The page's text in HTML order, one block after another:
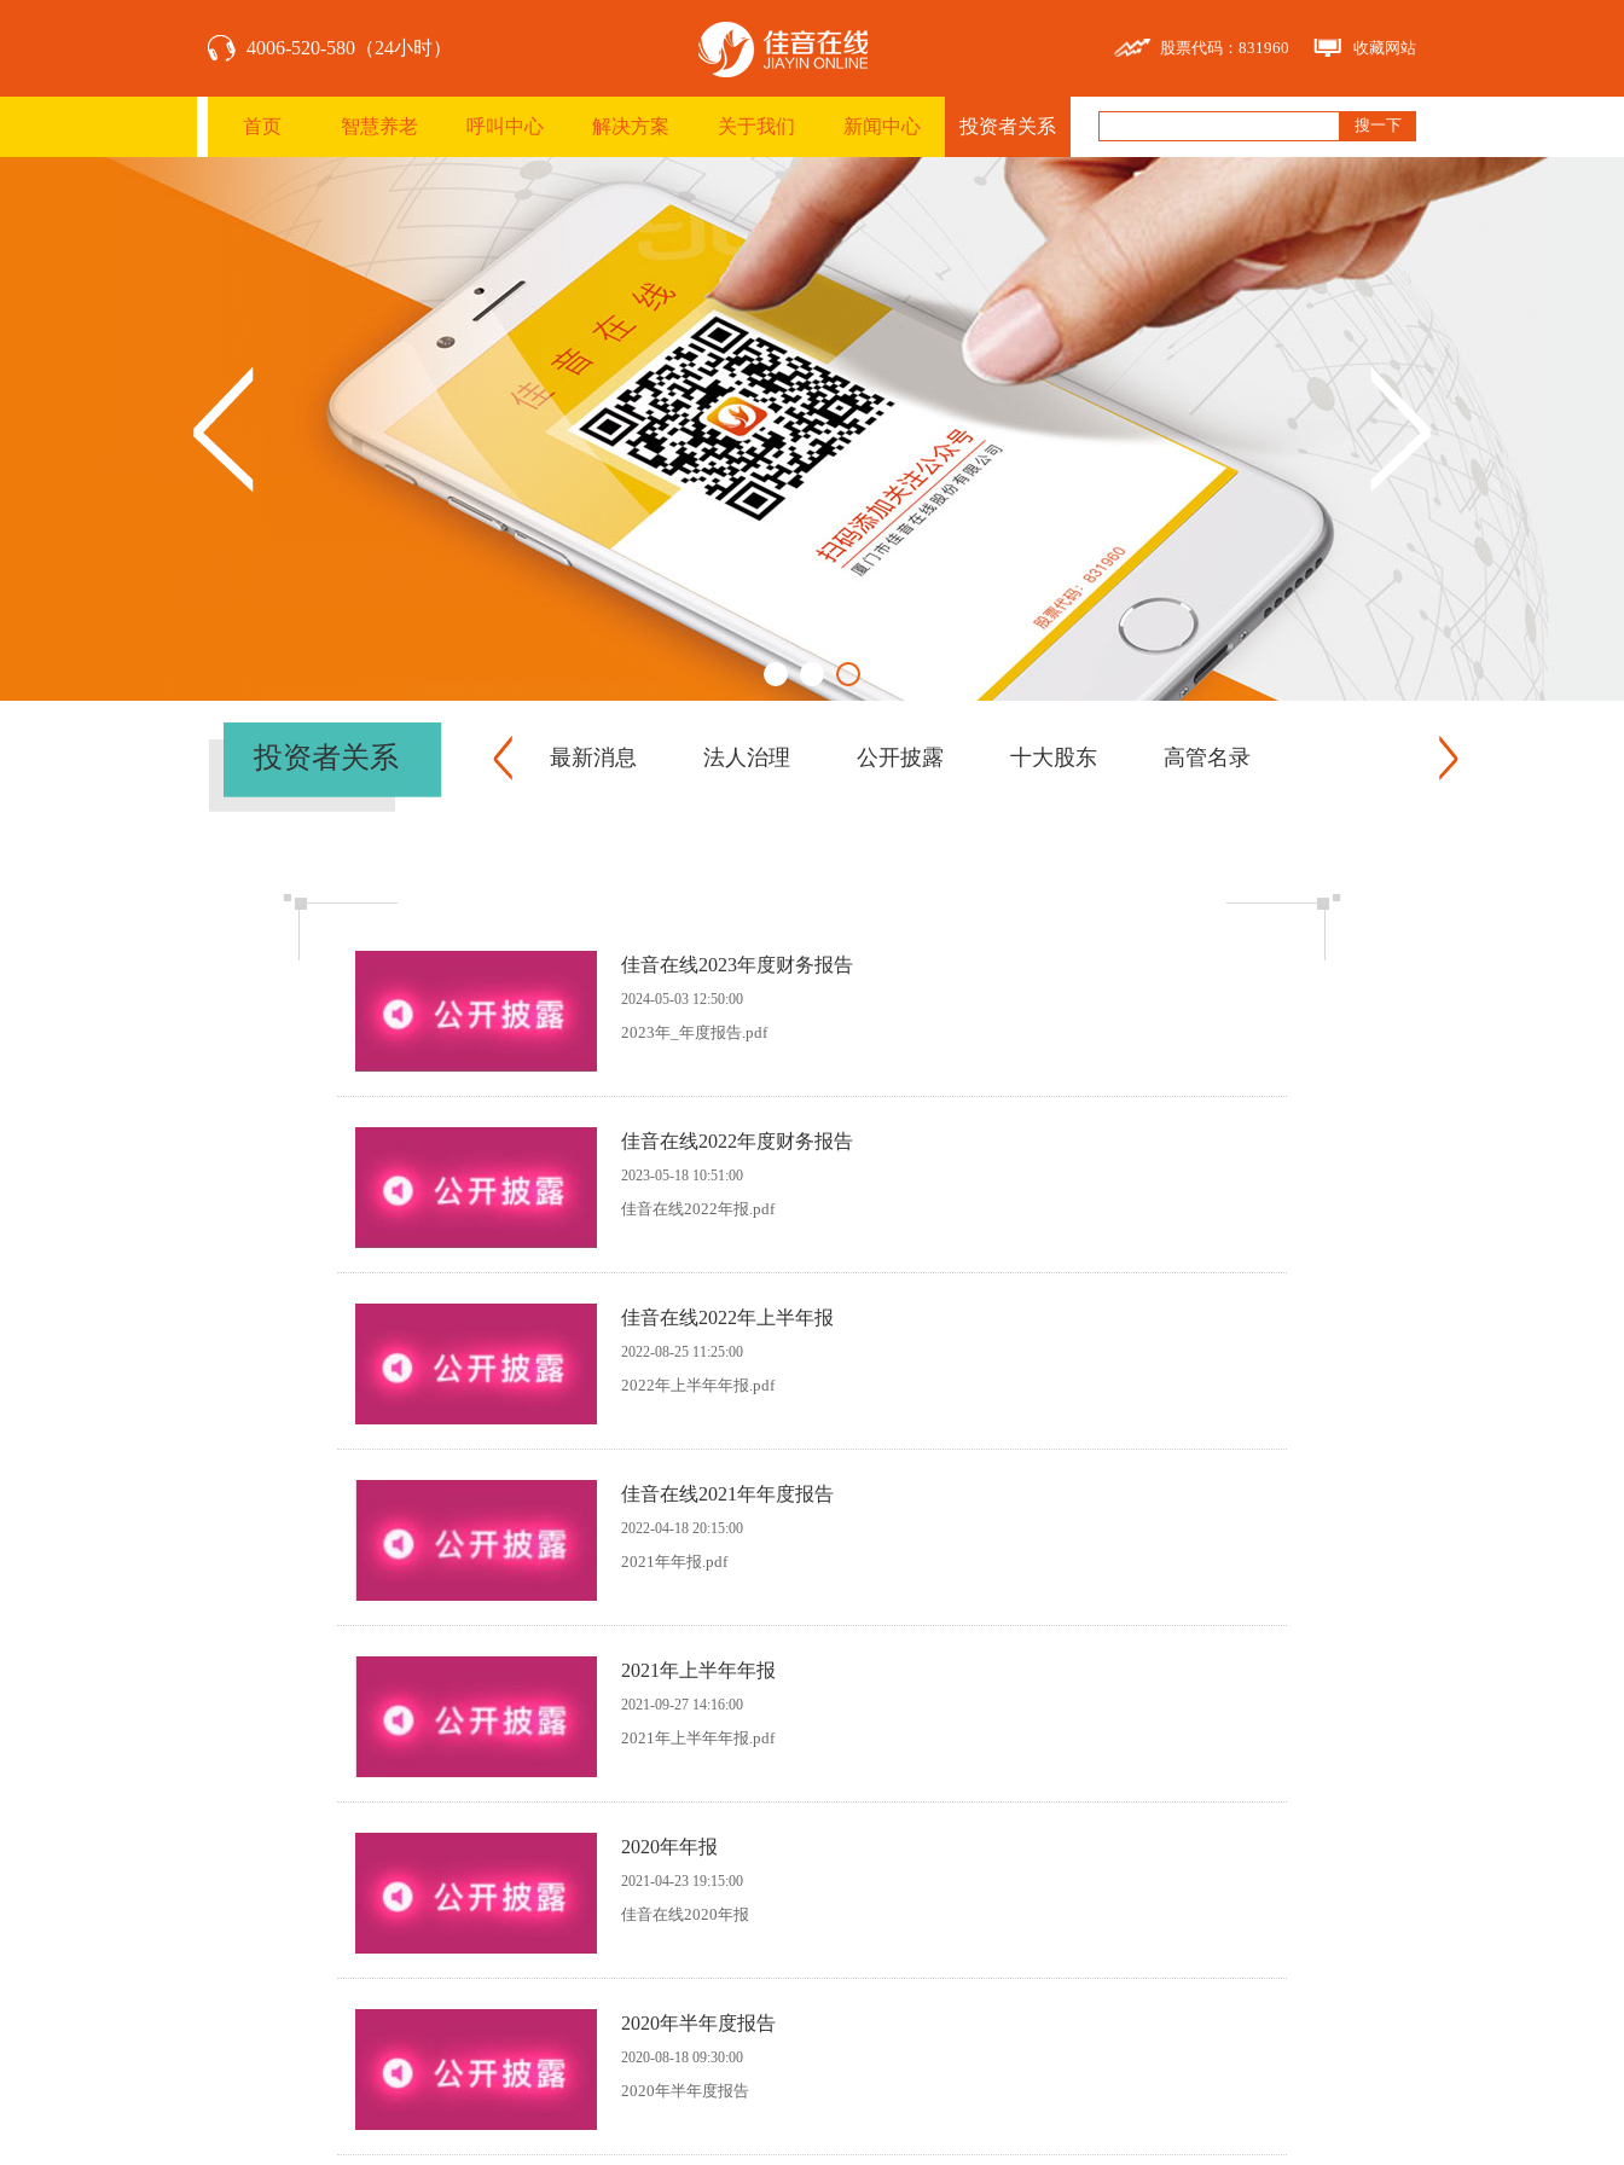
4006-520-580（24小时） 股票代码：831960 收藏网站
首页 智慧养老 呼叫中心 解决方案 关于我们 新闻中心 投资者关系 搜一下
投资者关系 最新消息 法人治理 公开披露 十大股东 高管名录
佳音在线2023年度财务报告
2024-05-03 12:50:00
2023年_年度报告.pdf
佳音在线2022年度财务报告
2023-05-18 10:51:00
佳音在线2022年报.pdf
佳音在线2022年上半年报
2022-08-25 11:25:00
2022年上半年年报.pdf
佳音在线2021年年度报告
2022-04-18 20:15:00
2021年年报.pdf
2021年上半年年报
2021-09-27 14:16:00
2021年上半年年报.pdf
2020年年报
2021-04-23 19:15:00
佳音在线2020年报
2020年半年度报告
2020-08-18 09:30:00
2020年半年度报告